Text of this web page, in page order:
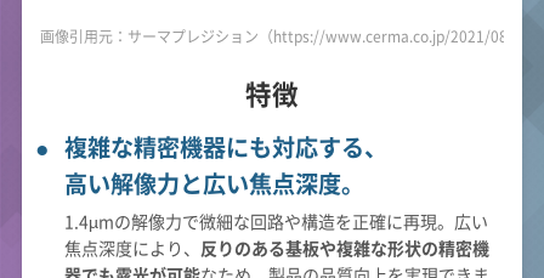
画像引用元：サーマプレジション（https://www.cerma.co.jp/2021/08/20/
特徴
複雑な精密機器にも対応する、
高い解像力と広い焦点深度。
1.4µmの解像力で微細な回路や構造を正確に再現。広い
焦点深度により、 反りのある基板や複雑な形状の精密機